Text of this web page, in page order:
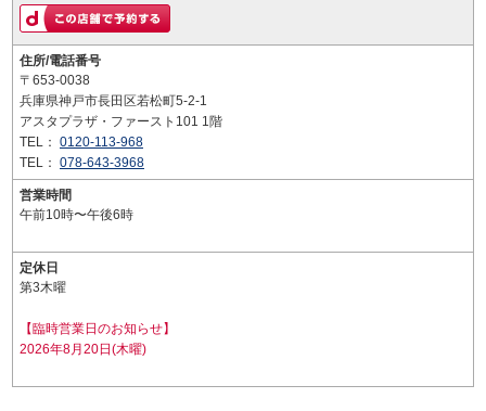
住所/電話番号
〒653-0038
兵庫県神戸市長田区若松町5-2-1
アスタプラザ・ファースト101 1階
TEL： 0120-113-968
TEL： 078-643-3968
営業時間
午前10時〜午後6時
定休日
第3木曜
【臨時営業日のお知らせ】
2026年8月20日(木曜)